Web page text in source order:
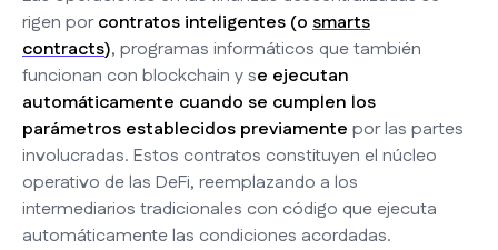
rigen porcontratos inteligentes (o smarts
contracts), programas informáticos que también
funcionan con blockchain y se ejecutan
automáticamente cuando se cumplen los
parámetros establecidos previamente por las partes
involucradas. Estos contratos constituyen el núcleo
operativo de las DeFi, reemplazando a los
intermediarios tradicionales con código que ejecuta
automáticamente las condiciones acordadas.